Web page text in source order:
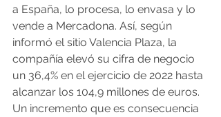
a España, lo procesa, lo envasa y lo
vende a Mercadona. Así, según
informó el sitio Valencia Plaza, la
compañía elevó su cifra de negocio
un 36,4% en el ejercicio de 2022 hasta
alcanzar los 104,9 millones de euros.
Un incremento que es consecuencia